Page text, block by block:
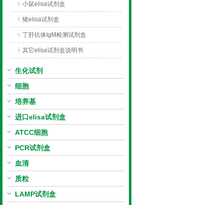
小鼠elisa试剂盒
猪elisa试剂盒
丁肝抗体IgM检测试剂盒
其它elisa试剂盒说明书
生化试剂
细胞
培养基
进口elisa试剂盒
ATCC细胞
PCR试剂盒
血清
质粒
LAMP试剂盒